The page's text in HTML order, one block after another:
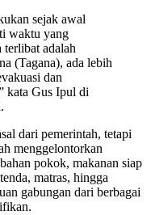
sejak awal
waktu yang
adalah
(Tagana), ada lebih
dan
kata Gus Ipul di
dari pemerintah, tetapi
menggelontorkan
pokok, makanan siap
matras, hingga
gabungan dari berbagai